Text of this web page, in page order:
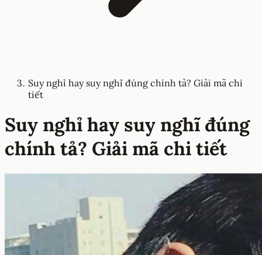
Suy nghỉ hay suy nghĩ đúng chính tả? Giải mã chi
tiết
Suy nghỉ hay suy nghĩ đúng
chính tả? Giải mã chi tiết